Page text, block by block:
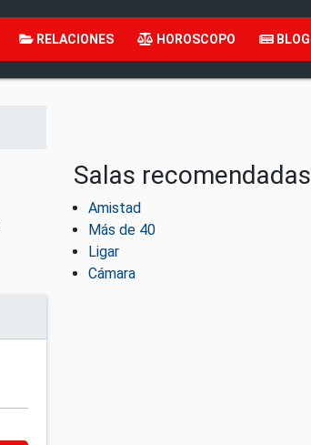
RELACIONES HOROSCOPO BLOG
Salas recomendadas
Amistad
Más de 40
Ligar
Cámara